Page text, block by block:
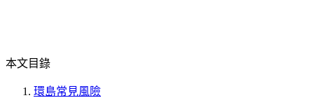
本文目錄
環島常見風險